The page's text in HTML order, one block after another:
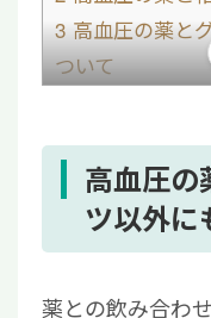
3高血圧の薬と
ついて
高血圧の薬を
べてしまったと
高血圧の薬と
高血圧の
ツ以外に
薬との飲み合わ